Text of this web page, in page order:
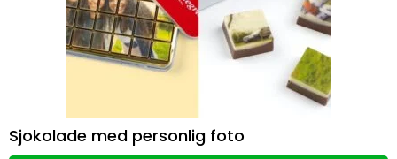
Sjokolade med personlig foto